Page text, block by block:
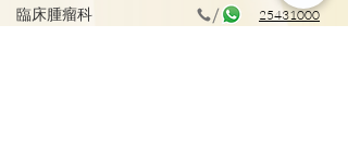
臨床腫瘤科
25431000